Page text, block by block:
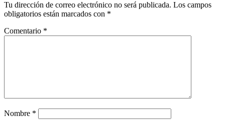
Tu dirección de correo electrónico no será publicada. Los campos
obligatorios están marcados con *
Comentario *
Nombre *